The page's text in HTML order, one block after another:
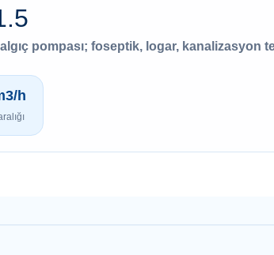
pompası; foseptik, logar,
h